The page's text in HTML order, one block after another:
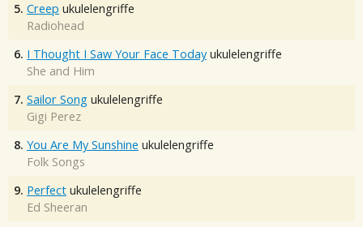
5. Creep ukulelengriffe
Radiohead
6. I Thought I Saw Your Face Today ukulelengriffe
She and Him
7. Sailor Song ukulelengriffe
Gigi Perez
8. You Are My Sunshine ukulelengriffe
Folk Songs
9. Perfect ukulelengriffe
Ed Sheeran